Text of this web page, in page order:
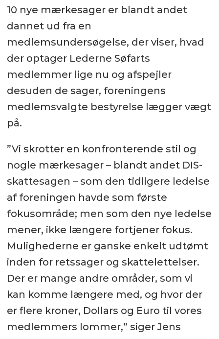
10 nye mærkesager er blandt andet
dannet ud fra en
medlemsundersøgelse, der viser, hvad
der optager Lederne Søfarts
medlemmer lige nu og afspejler
desuden de sager, foreningens
medlemsvalgte bestyrelse lægger vægt
på.
”Vi skrotter en konfronterende stil og
nogle mærkesager – blandt andet DIS-
skattesagen – som den tidligere ledelse
af foreningen havde som første
fokusområde; men som den nye ledelse
mener, ikke længere fortjener fokus.
Mulighederne er ganske enkelt udtømt
inden for retssager og skattelettelser.
Der er mange andre områder, som vi
kan komme længere med, og hvor der
er flere kroner, Dollars og Euro til vores
medlemmers lommer,” siger Jens